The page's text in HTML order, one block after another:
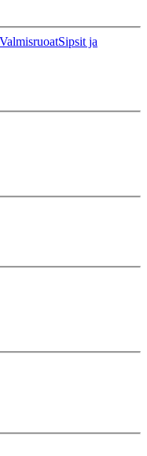
ValmisruoatSipsit ja